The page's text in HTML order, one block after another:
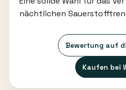
nächtlichen
Bewertung auf
Kaufen bei